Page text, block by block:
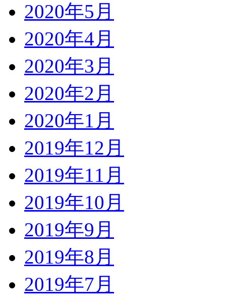
2020年5月
2020年4月
2020年3月
2020年2月
2020年1月
2019年12月
2019年11月
2019年10月
2019年9月
2019年8月
2019年7月